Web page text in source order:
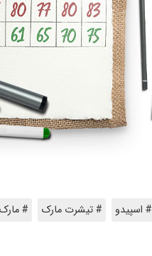
# اسپیدو # تیشرت مارک # مارک